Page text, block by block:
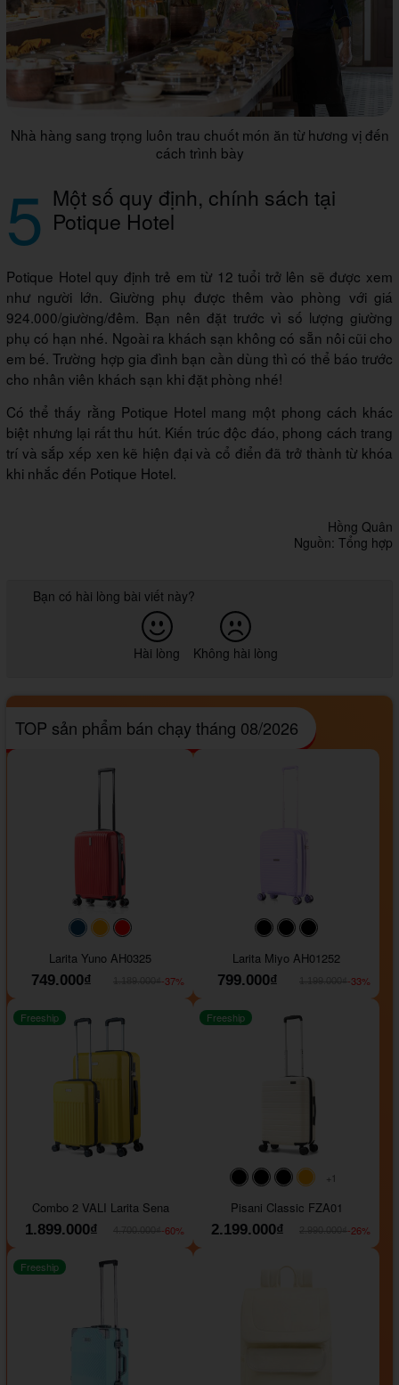
Nhà hàng sang trọng luôn trau chuốt món ăn từ hương vị đến
cách trình bày
5 Một số quy định, chính sách tại
Potique Hotel
Potique Hotel quy định trẻ em từ 12 tuổi trở lên sẽ được xem
như người lớn. Giường phụ được thêm vào phòng với giá
924.000/giường/đêm. Bạn nên đặt trước vì số lượng giường
phụ có hạn nhé. Ngoài ra khách sạn không có sẵn nôi cũi cho
em bé. Trường hợp gia đình bạn cần dùng thì có thể báo trước
cho nhân viên khách sạn khi đặt phòng nhé!
Có thể thấy rằng Potique Hotel mang một phong cách khác
biệt nhưng lại rất thu hút. Kiến trúc độc đáo, phong cách trang
trí và sắp xếp xen kẽ hiện đại và cổ điển đã trở thành từ khóa
khi nhắc đến Potique Hotel.
Hồng Quân
Nguồn: Tổng hợp
Bạn có hài lòng bài viết này?
Hài lòng Không hài lòng
TOP sản phẩm bán chạy tháng 08/2026
#093f69#ffa500
Larita Yuno AH0325
749.000₫
-37%
#000000#000000
Larita Miyo AH01252
799.000₫
-33%
Freeship
Combo 2 VALI Larita Sena
1.899.000₫
-60%
#000000#000000#000000
+1
Freeship
Pisani Classic FZA01
2.199.000₫
-26%
Freeship